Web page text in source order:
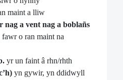
maint a lliw
nag a vent nag a boblañs
fawr o ran maint na
yr un faint â rhn/rhth
yn gywir, yn ddidwyll